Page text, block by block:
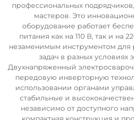
профессиональных
мастеров. Это
оборудование работает
питания как на 110 В, так и на
незаменимым инструментом для
задач в разных условиях
Двухнапряженный
передовую инверторную
использовании органами
стабильные и
независимо от доступного